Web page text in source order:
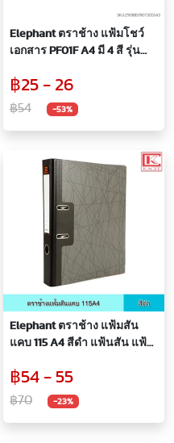
Elephant ตราช้าง แฟ้มโชว์
เอกสาร PF01F A4 มี 4 สี รุ่น
ได้ 10 ซอง/เล่ม หนา 40
ไมครอน
฿25 - 26
฿54 -53%
Elephant ตราช้าง แฟ้มสัน
แคบ 115 A4 สีดำ แฟ้นสัน แฟ้ม
หุ้มกระดาษอย่างดี ทนทาน
฿54 - 55
฿70 -23%